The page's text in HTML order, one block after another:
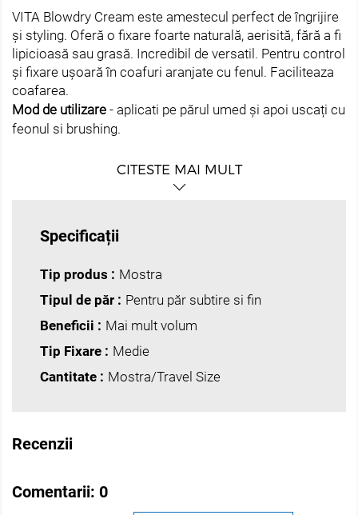
VITA Blowdry Cream este amestecul perfect de îngrijire
și styling. Oferă o fixare foarte naturală, aerisită, fără a fi
lipicioasă sau grasă. Incredibil de versatil. Pentru control
și fixare ușoară în coafuri aranjate cu fenul. Faciliteaza
coafarea.
Mod de utilizare - aplicati pe părul umed și apoi uscați cu
feonul si brushing.
CITESTE MAI MULT
Specificații
Tip produs : Mostra
Tipul de păr : Pentru păr subtire si fin
Beneficii : Mai mult volum
Tip Fixare : Medie
Cantitate : Mostra/Travel Size
Recenzii
Comentarii: 0